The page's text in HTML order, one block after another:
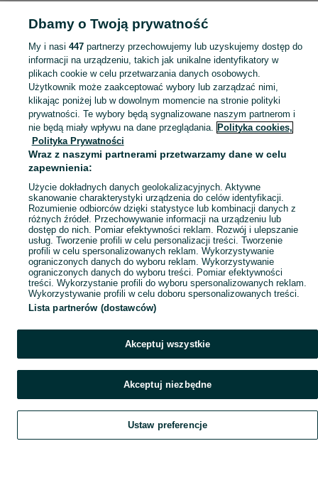
Mapa kategorii
Mapa miejscowości
Mapa ministron
Popularne wyszukiwania
Szukaj Obserwujesz Dodaj Czat Konto
Dbamy o Twoją prywatność
My i nasi 447partnerzy przechowujemy lub uzyskujemy dostęp do
informacji na urządzeniu, takich jak unikalne identyfikatory w
plikach cookie w celu przetwarzania danych osobowych.
Użytkownik może zaakceptować wybory lub zarządzać nimi,
klikając poniżej lub w dowolnym momencie na stronie polityki
prywatności. Te wybory będą sygnalizowane naszym partnerom i
nie będą miały wpływu na dane przeglądania. Polityka cookies,
Polityka Prywatności
Wraz z naszymi partnerami przetwarzamy dane w celu
zapewnienia:
Użycie dokładnych danych geolokalizacyjnych. Aktywne
skanowanie charakterystyki urządzenia do celów identyfikacji.
Rozumienie odbiorców dzięki statystyce lub kombinacji danych z
różnych źródeł. Przechowywanie informacji na urządzeniu lub
dostęp do nich. Pomiar efektywności reklam. Rozwój i ulepszanie
usług. Tworzenie profili w celu personalizacji treści. Tworzenie
profili w celu spersonalizowanych reklam. Wykorzystywanie
ograniczonych danych do wyboru reklam. Wykorzystywanie
ograniczonych danych do wyboru treści. Pomiar efektywności
treści. Wykorzystanie profili do wyboru spersonalizowanych reklam.
Wykorzystywanie profili w celu doboru spersonalizowanych treści.
Lista partnerów (dostawców)
Akceptuj wszystkie
Akceptuj niezbędne
Ustaw preferencje